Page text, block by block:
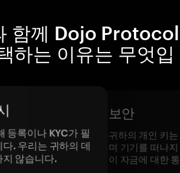
함께 Dojo Protocol
하는 이유는 무엇입
등록이나 KYC가 필
다. 우리는 귀하의 데
지 않습니다.
보안
귀하의 개인 키
며 기기를 떠나
이 자금에 대한